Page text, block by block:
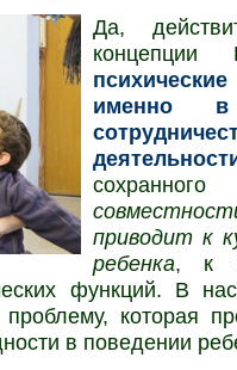
Да,
именно в
приводит к
ребенка, к
функций. В
проблему, которая
в поведении